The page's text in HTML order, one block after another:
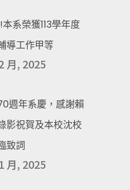
系榮獲113學年度
導工作甲等
月, 2025
週年系慶，感謝賴
影祝賀及本校沈校
致詞
月, 2025